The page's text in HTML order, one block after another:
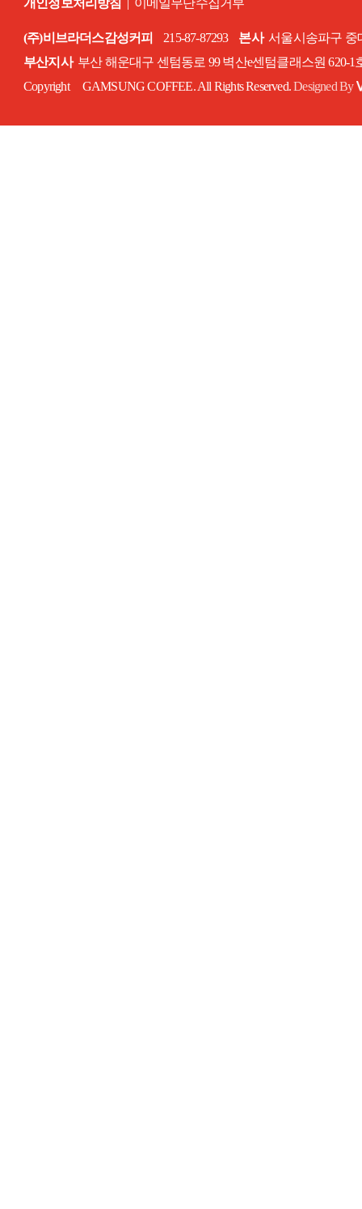
개인정보처리방침 | 이메일무단수집거부
(주)비브라더스감성커피 215-87-87293 본사서울시송파구 중
부산지사부산 해운대구 센텀동로 99 벽산e센텀클래스원 620-1
Copyright GAMSUNG COFFEE. All Rights Reserved.Designed By